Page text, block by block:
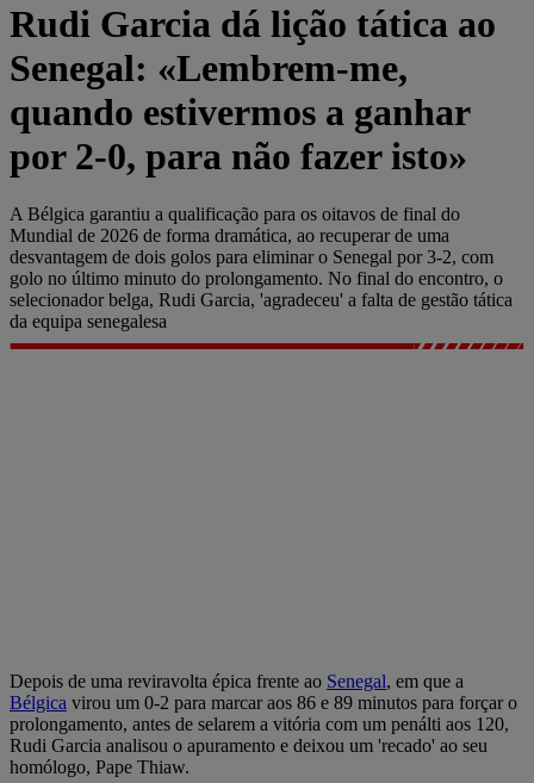
Rudi Garcia dá lição tática ao
Senegal: «Lembrem-me,
quando estivermos a ganhar
por 2-0, para não fazer isto»
A Bélgica garantiu a qualificação para os oitavos de final do
Mundial de 2026 de forma dramática, ao recuperar de uma
desvantagem de dois golos para eliminar o Senegal por 3-2, com
golo no último minuto do prolongamento. No final do encontro, o
selecionador belga, Rudi Garcia, 'agradeceu' a falta de gestão tática
da equipa senegalesa
Depois de uma reviravolta épica frente ao Senegal, em que a
Bélgica virou um 0-2 para marcar aos 86 e 89 minutos para forçar o
prolongamento, antes de selarem a vitória com um penálti aos 120,
Rudi Garcia analisou o apuramento e deixou um 'recado' ao seu
homólogo, Pape Thiaw.